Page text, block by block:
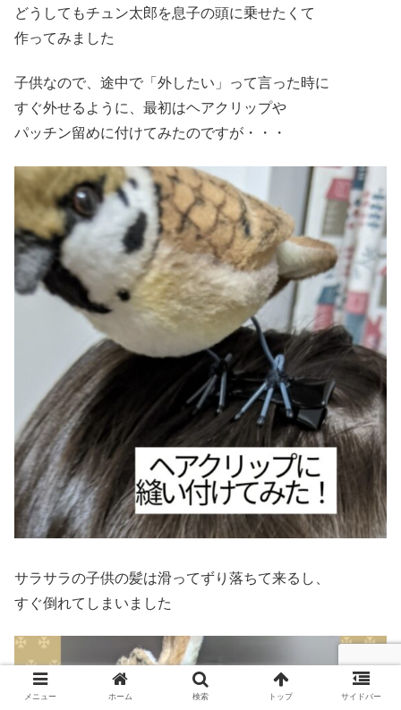
どうしてもチュン太郎を息子の頭に乗せたくて
作ってみました
子供なので、途中で「外したい」って言った時に
すぐ外せるように、最初はヘアクリップや
パッチン留めに付けてみたのですが・・・
サラサラの子供の髪は滑ってずり落ちて来るし、
すぐ倒れてしまいました
メニュー ホーム 検索 トップ サイドバー